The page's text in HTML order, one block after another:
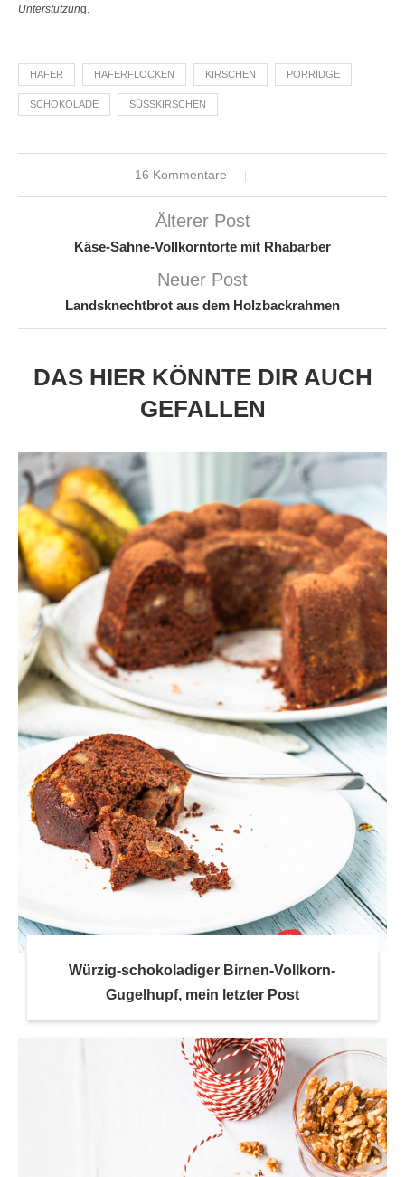
Unterstützung.
HAFER HAFERFLOCKEN KIRSCHEN PORRIDGE
SCHOKOLADE SÜSSKIRSCHEN
16 Kommentare
Älterer Post
Käse-Sahne-Vollkorntorte mit Rhabarber
Neuer Post
Landsknechtbrot aus dem Holzbackrahmen
DAS HIER KÖNNTE DIR AUCH
GEFALLEN
Würzig-schokoladiger Birnen-Vollkorn-
Gugelhupf, mein letzter Post